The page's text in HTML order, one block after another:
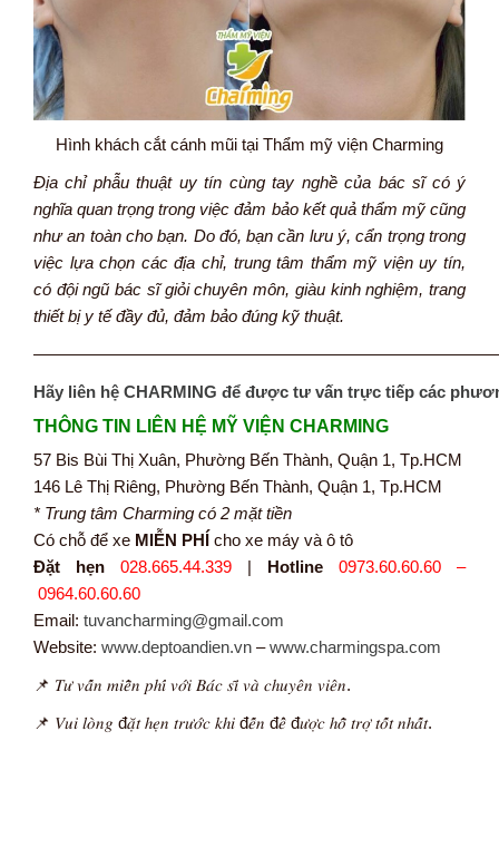
Hình khách cắt cánh mũi tại Thẩm mỹ viện Charming
Địa chỉ phẫu thuật uy tín cùng tay nghề của bác sĩ có ý
nghĩa quan trọng trong việc đảm bảo kết quả thẩm mỹ cũng
như an toàn cho bạn. Do đó, bạn cần lưu ý, cẩn trọng trong
việc lựa chọn các địa chỉ, trung tâm thẩm mỹ viện uy tín,
có đội ngũ bác sĩ giỏi chuyên môn, giàu kinh nghiệm, trang
thiết bị y tế đầy đủ, đảm bảo đúng kỹ thuật.
Hãy liên hệ CHARMING để được tư vấn trực tiếp các
THÔNG TIN LIÊN HỆ MỸ VIỆN CHARMING
57 Bis Bùi Thị Xuân, Phường Bến Thành, Quận 1, Tp.HCM
146 Lê Thị Riêng, Phường Bến Thành, Quận 1, Tp.HCM
* Trung tâm Charming có 2 mặt tiền
Có chỗ để xe MIỄN PHÍ
cho xe máy và ô tô
Đặt hẹn 028.665.44.339 Hotline
0973.60.60.60 –
0964.60.60.60
Email: tuvancharming@gmail.com
Website: www.deptoandien.vn –www.charmingspa.com
📌 𝑇𝑢̛ 𝑣𝑎̂́𝑛 𝑚𝑖𝑒̂̃𝑛 𝑝ℎ𝑖́ 𝑣𝑜̛́𝑖 𝐵𝑎́𝑐 𝑠𝑖̃ 𝑣𝑎̀ 𝑐ℎ𝑢𝑦𝑒̂𝑛 𝑣𝑖𝑒̂𝑛.
📌 𝑉𝑢𝑖 𝑙𝑜̀𝑛𝑔 đ𝑎̣̆𝑡 ℎ𝑒̣𝑛 𝑡𝑟𝑢̛𝑜̛́𝑐 𝑘ℎ𝑖 đ𝑒̂́𝑛 đ𝑒̂̉ đ𝑢̛𝑜̛̣𝑐 ℎ𝑜̂̃ 𝑡𝑟𝑜̛̣ 𝑡𝑜̂́𝑡 𝑛ℎ𝑎̂́𝑡.